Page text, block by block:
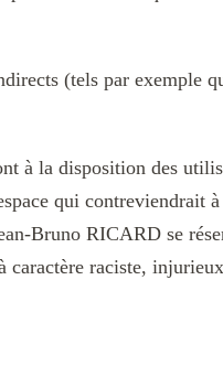
(tels par exemple
à la disposition des
qui contreviendrait
Bruno RICARD se
caractère raciste,